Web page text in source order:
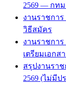
2569 — กท
งานราชกา
วิธีสมัคร
งานราชการ
เตรียมเอกส
สรุปงานราช
2569 (ไม่มีป